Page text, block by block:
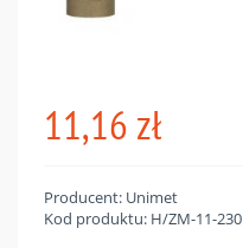
11,16 zł
Producent: Unimet
Kod produktu: H/ZM-11-230